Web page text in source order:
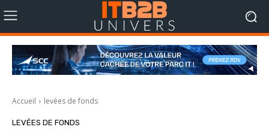
Accueil levées de fonds
LEVÉES DE FONDS